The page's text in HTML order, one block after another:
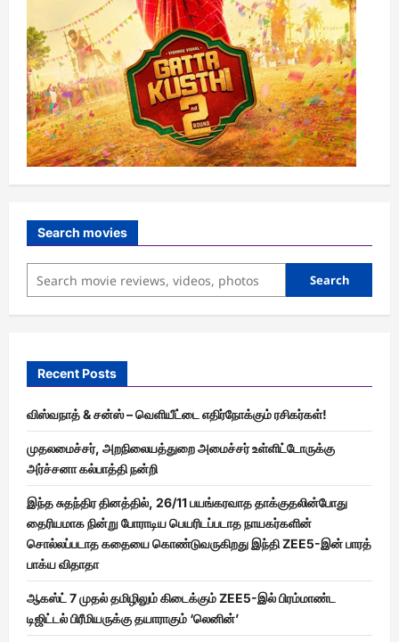
Search movies
Search
Recent Posts
விஸ்வநாத் & சன்ஸ் – வெளியீட்டை எதிர்நோக்கும் ரசிகர்கள்!
முதலமைச்சர், அறநிலையத்துறை அமைச்சர் உள்ளிட்டோருக்கு
அர்ச்சனா கல்பாத்தி நன்றி
இந்த சுதந்திர தினத்தில், 26/11 பயங்கரவாத தாக்குதலின்போது
தைரியமாக நின்று போராடிய பெயரிடப்படாத நாயகர்களின்
சொல்லப்படாத கதையை கொண்டுவருகிறது இந்தி ZEE5-இன் பாரத்
பாக்ய விதாதா
ஆகஸ்ட் 7 முதல் தமிழிலும் கிடைக்கும் ZEE5-இல் பிரம்மாண்ட
டிஜிட்டல் பிரீமியருக்கு தயாராகும் ‘லெனின்’